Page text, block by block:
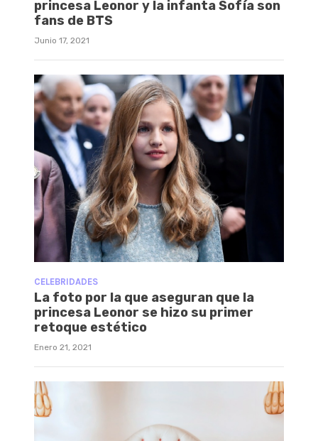
princesa Leonor y la infanta Sofía son
fans de BTS
Junio 17, 2021
CELEBRIDADES
La foto por la que aseguran que la
princesa Leonor se hizo su primer
retoque estético
Enero 21, 2021